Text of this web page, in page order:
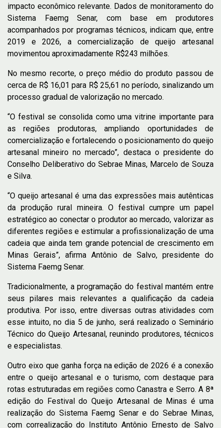
impacto econômico relevante. Dados de monitoramento do
Sistema Faemg Senar, com base em produtores
acompanhados por programas técnicos, indicam que, entre
2019 e 2026, a comercialização de queijo artesanal
movimentou aproximadamente R$243 milhões.
No mesmo recorte, o preço médio do produto passou de
cerca de R$ 16,01 para R$ 25,61 no período, sinalizando um
processo gradual de valorização no mercado.
“O festival se consolida como uma vitrine importante para
as regiões produtoras, ampliando oportunidades de
comercialização e fortalecendo o posicionamento do queijo
artesanal mineiro no mercado”, destaca o presidente do
Conselho Deliberativo do Sebrae Minas, Marcelo de Souza
e Silva.
“O queijo artesanal é uma das expressões mais autênticas
da produção rural mineira. O festival cumpre um papel
estratégico ao conectar o produtor ao mercado, valorizar as
diferentes regiões e estimular a profissionalização de uma
cadeia que ainda tem grande potencial de crescimento em
Minas Gerais”, afirma Antônio de Salvo, presidente do
Sistema Faemg Senar.
Tradicionalmente, a programação do festival mantém entre
seus pilares mais relevantes a qualificação da cadeia
produtiva. Por isso, entre diversas outras atividades com
esse intuito, no dia 5 de junho, será realizado o Seminário
Técnico do Queijo Artesanal, reunindo produtores, técnicos
e especialistas.
Outro eixo que ganha força na edição de 2026 é a conexão
entre o queijo artesanal e o turismo, com destaque para
rotas estruturadas em regiões como Canastra e Serro. A 8ª
edição do Festival do Queijo Artesanal de Minas é uma
realização do Sistema Faemg Senar e do Sebrae Minas,
com correalização do Instituto Antônio Ernesto de Salvo